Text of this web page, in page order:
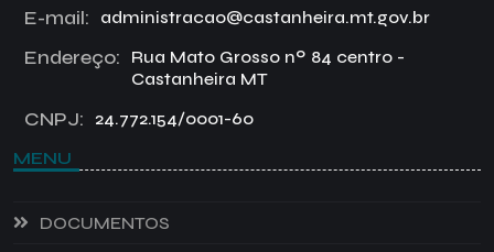
E-mail: administracao@castanheira.mt.gov.br
Endereço:
Rua Mato Grosso nº 84 centro -
Castanheira MT
CNPJ: 24.772.154/0001-60
MENU
DOCUMENTOS